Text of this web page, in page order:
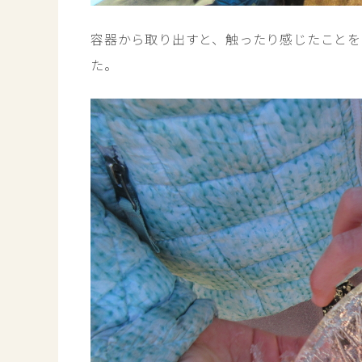
容器から取り出すと、触ったり感じたこと
た。